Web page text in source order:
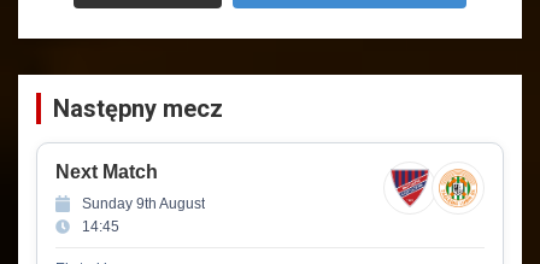
Następny mecz
Next Match
Sunday 9th August
14:45